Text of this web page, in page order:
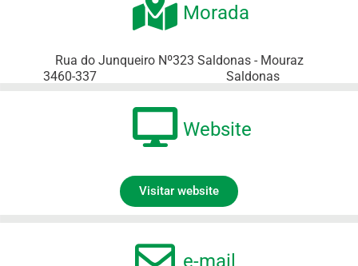
Morada
Rua do Junqueiro Nº323 Saldonas - Mouraz
3460-337
Saldonas
Website
Visitar website
e-mail